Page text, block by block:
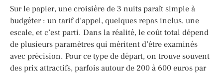
Sur le papier, une croisière de 3 nuits paraît simple à
budgéter : un tarif d’appel, quelques repas inclus, une
escale, et c’est parti. Dans la réalité, le coût total dépend
de plusieurs paramètres qui méritent d’être examinés
avec précision. Pour ce type de départ, on trouve souvent
des prix attractifs, parfois autour de 200 à 600 euros par